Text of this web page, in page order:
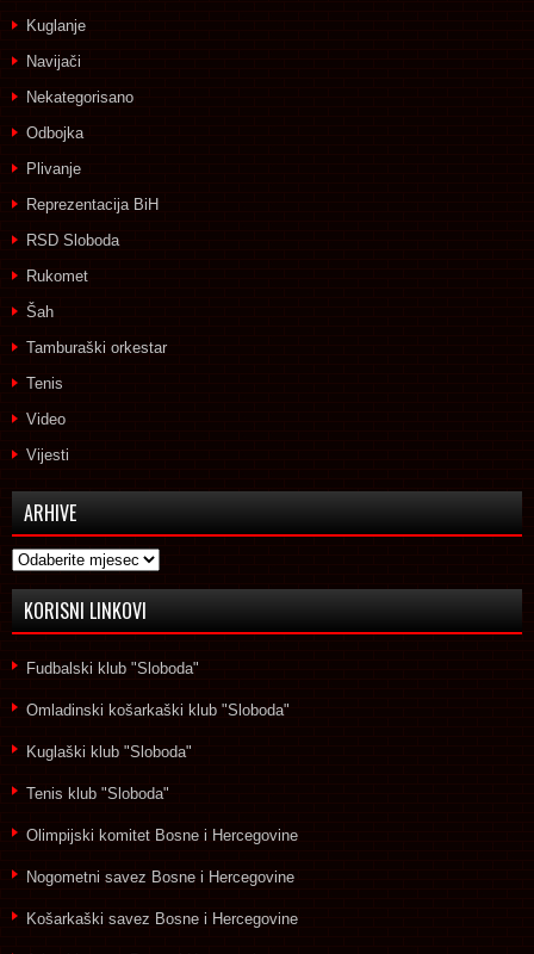
Kuglanje
Navijači
Nekategorisano
Odbojka
Plivanje
Reprezentacija BiH
RSD Sloboda
Rukomet
Šah
Tamburaški orkestar
Tenis
Video
Vijesti
ARHIVE
Arhive
KORISNI LINKOVI
Fudbalski klub "Sloboda"
Omladinski košarkaški klub "Sloboda"
Kuglaški klub "Sloboda"
Tenis klub "Sloboda"
Olimpijski komitet Bosne i Hercegovine
Nogometni savez Bosne i Hercegovine
Košarkaški savez Bosne i Hercegovine